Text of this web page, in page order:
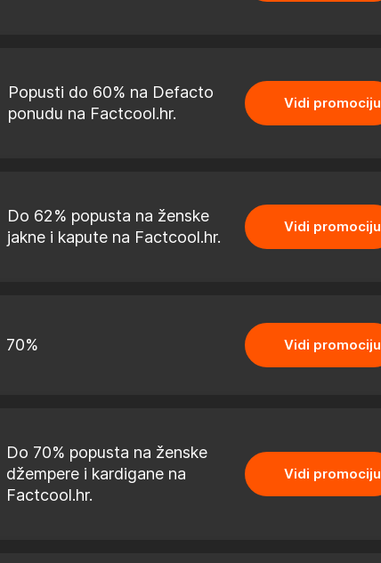
Popusti do 60% na Defacto
ponudu na Factcool.hr.
Vidi promociju
Do 62% popusta na ženske
jakne i kapute na Factcool.hr.
Vidi promociju
70% Vidi promociju
Do 70% popusta na ženske
džempere i kardigane na
Factcool.hr.
Vidi promociju